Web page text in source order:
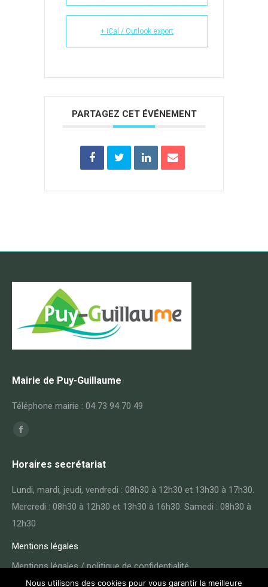
+ iCal / Outlook export
PARTAGEZ CET ÉVÉNEMENT
Mairie de Puy-Guillaume
Téléphone mairie : 04 73 94 70 49
Trouvez nous sur :
Facebook
opens
Horaires secrétariat
Lundi, mardi, jeudi, vendredi : 08h30 à 12h30 et 13h30 à 17h30.
Mercredi : 08h30 à 12h30 et 13h30 à 16h30. Samedi : 08h30 à
12h30
Mentions légales
Mentions légales / politique de confidentialité
Nous utilisons des cookies pour vous garantir la meilleure